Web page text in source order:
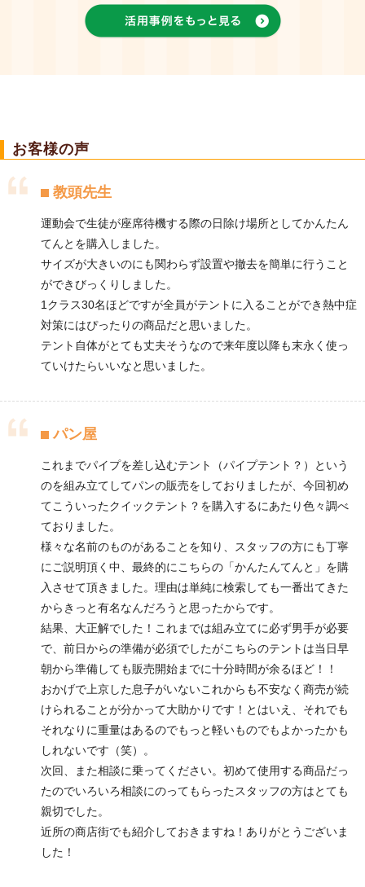
お客様の声
教頭先生
運動会で生徒が座席待機する際の日除け場所としてかんたん
てんとを購入しました。
サイズが大きいのにも関わらず設置や撤去を簡単に行うこと
ができびっくりしました。
1クラス30名ほどですが全員がテントに入ることができ熱中症
対策にはぴったりの商品だと思いました。
テント自体がとても丈夫そうなので来年度以降も末永く使っ
ていけたらいいなと思いました。
パン屋
これまでパイプを差し込むテント（パイプテント？）という
のを組み立てしてパンの販売をしておりましたが、今回初め
てこういったクイックテント？を購入するにあたり色々調べ
ておりました。
様々な名前のものがあることを知り、スタッフの方にも丁寧
にご説明頂く中、最終的にこちらの「かんたんてんと」を購
入させて頂きました。理由は単純に検索しても一番出てきた
からきっと有名なんだろうと思ったからです。
結果、大正解でした！これまでは組み立てに必ず男手が必要
で、前日からの準備が必須でしたがこちらのテントは当日早
朝から準備しても販売開始までに十分時間が余るほど！！
おかげで上京した息子がいないこれからも不安なく商売が続
けられることが分かって大助かりです！とはいえ、それでも
それなりに重量はあるのでもっと軽いものでもよかったかも
しれないです（笑）。
次回、また相談に乗ってください。初めて使用する商品だっ
たのでいろいろ相談にのってもらったスタッフの方はとても
親切でした。
近所の商店街でも紹介しておきますね！ありがとうございま
した！